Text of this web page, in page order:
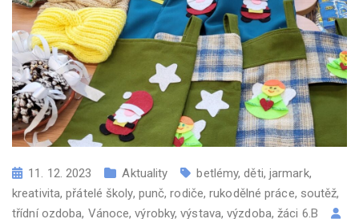
11. 12. 2023 Aktuality betlémy,děti, jarmark,
kreativita,přátelé školy, punč,rodiče,rukodělné práce, soutěž,
třídní ozdoba, Vánoce,výrobky,výstava,výzdoba,žáci 6.B